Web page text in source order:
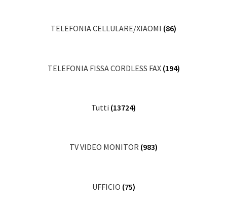
TELEFONIA CELLULARE/XIAOMI (86)
TELEFONIA FISSA CORDLESS FAX (194)
Tutti (13724)
TV VIDEO MONITOR (983)
UFFICIO (75)